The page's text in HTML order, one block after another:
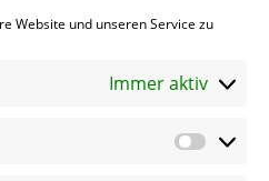
Website und unseren Service zu
Immer aktiv